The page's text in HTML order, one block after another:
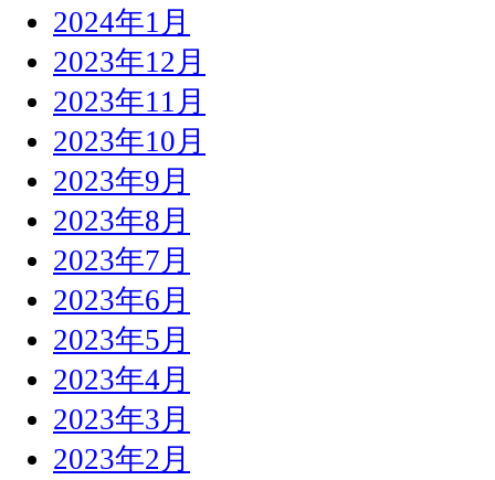
2024年1月
2023年12月
2023年11月
2023年10月
2023年9月
2023年8月
2023年7月
2023年6月
2023年5月
2023年4月
2023年3月
2023年2月